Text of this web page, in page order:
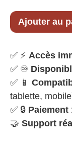
5 basé sur
notations
clientAjouter au
✅ ⚡ Accès
✅ ♾️
✅ 📱
tablette,
✅ 🔒 Paiement
🤝 Support